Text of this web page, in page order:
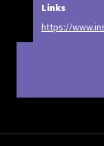
Links
https://